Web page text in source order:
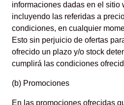
informaciones dadas en el sitio
incluyendo las referidas a
condiciones, en cualquier
Esto sin perjuicio de ofertas
ofrecido un plazo y/o stock
cumplirá las condiciones
(b) Promociones
En las promociones ofrecidas